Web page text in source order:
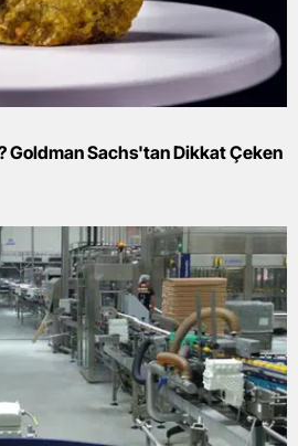
Goldman Sachs'tan Dikkat Çeken